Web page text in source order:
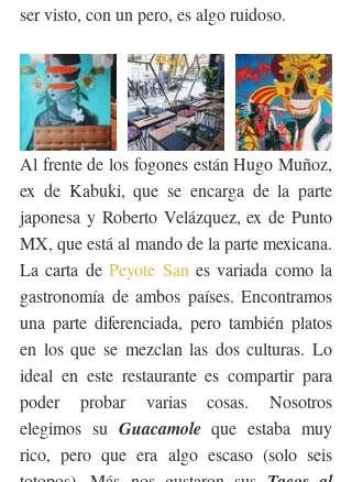
ser visto, con un pero, es algo ruidoso.
Al frente de los fogones están Hugo Muñoz,
ex de Kabuki, que se encarga de la parte
japonesa y Roberto Velázquez, ex de Punto
MX, que está al mando de la parte mexicana.
La carta de Peyote San es variada como la
gastronomía de ambos países. Encontramos
una parte diferenciada, pero también platos
en los que se mezclan las dos culturas. Lo
ideal en este restaurante es compartir para
poder probar varias cosas. Nosotros
elegimos su Guacamole que estaba muy
rico, pero que era algo escaso (solo seis